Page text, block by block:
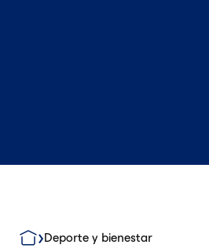
Deporte y bienestar